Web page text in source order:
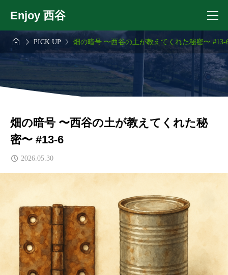
Enjoy 西谷
  PICK UP  畑の暗号 〜西谷の土が教えてくれた秘密〜 #13-
畑の暗号 〜西谷の土が教えてくれた秘
密〜 #13-6
2026.05.30